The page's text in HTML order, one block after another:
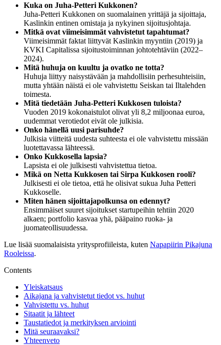
Kuka on Juha-Petteri Kukkonen?
Juha-Petteri Kukkonen on suomalainen yrittäjä ja sijoittaja,
Kaslinkin entinen omistaja ja nykyinen sijoitusjohtaja.
Mitkä ovat viimeisimmät vahvistetut tapahtumat?
Viimeisimmät faktat liittyvät Kaslinkin myyntiin (2019) ja
KVKI Capitalissa sijoitustoiminnan johtotehtäviin (2022–
2024).
Mitä huhuja on kuultu ja ovatko ne totta?
Huhuja liittyy naisystävään ja mahdollisiin perhesuhteisiin,
mutta yhtään näistä ei ole vahvistettu Seiskan tai Iltalehden
toimesta.
Mitä tiedetään Juha-Petteri Kukkosen tuloista?
Vuoden 2019 kokonaistulot olivat yli 8,2 miljoonaa euroa,
uudemmat verotiedot eivät ole julkisia.
Onko hänellä uusi parisuhde?
Julkisia viitteitä uudesta suhteesta ei ole vahvistettu missään
luotettavassa lähteessä.
Onko Kukkosella lapsia?
Lapsista ei ole julkisesti vahvistettua tietoa.
Mikä on Netta Kukkosen tai Sirpa Kukkosen rooli?
Julkisesti ei ole tietoa, että he olisivat sukua Juha Petteri
Kukkoselle.
Miten hänen sijoittajapolkunsa on edennyt?
Ensimmäiset suuret sijoitukset startupeihin tehtiin 2020
alkaen; portfolio kasvaa yhä, pääpaino ruoka- ja
juomateollisuudessa.
Lue lisää suomalaisista yritysprofiileista, kuten Napapiirin Pikajuna
Rooleissa.
Contents
Yleiskatsaus
Aikajana ja vahvistetut tiedot vs. huhut
Vahvistettu vs. huhut
Sitaatit ja lähteet
Taustatiedot ja merkityksen arviointi
Mitä seuraavaksi?
Yhteenveto